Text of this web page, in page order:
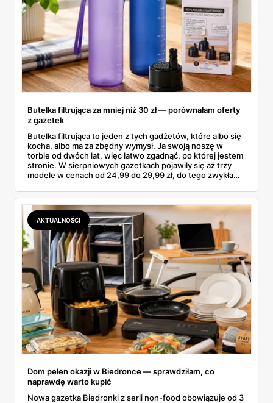
Butelka filtrująca za mniej niż 30 zł — porównałam oferty
z gazetek
Butelka filtrująca to jeden z tych gadżetów, które albo się
kocha, albo ma za zbędny wymysł. Ja swoją noszę w
torbie od dwóch lat, więc łatwo zgadnąć, po której jestem
stronie. W sierpniowych gazetkach pojawiły się aż trzy
modele w cenach od 24,99 do 29,99 zł, do tego zwykła
wszystkie oferty i policzyłam, kiedy taki zakup faktycznie
się opłaca.
AKTUALNOŚCI
Dom pełen okazji w Biedronce — sprawdziłam, co
naprawdę warto kupić
Nowa gazetka Biedronki z serii non-food obowiązuje od 3